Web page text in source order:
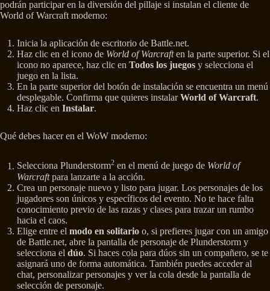
podrán participar en la diversión del pillaje si instalan el cliente de
World of Warcraft moderno:
Inicia la aplicación de escritorio de Battle.net.
Haz clic en el icono de World of Warcraften la parte superior. Si el
icono no aparece, haz clic en Todos los juegos y selecciona el
juego en la lista.
En la parte superior del botón de instalación se encuentra un menú
desplegable. Confirma que quieres instalarWorld of Warcraft.
Haz clic en Instalar.
Qué debes hacer en el WoW moderno:
Selecciona Plunderstorm2 en el menú de juego de World of
Warcraftpara lanzarte a la acción.
Crea un personaje nuevo y listo para jugar. Los personajes de los
jugadores son únicos y específicos del evento. No te hace falta
conocimiento previo de las razas y clases para trazar un rumbo
hacia el caos.
Elige entre el modo en solitario o, si prefieres jugar con un amigo
de Battle.net, abre la pantalla de personaje de Plunderstorm y
selecciona el dúo. Si haces cola para dúos sin un compañero, se te
asignará uno de forma automática. También puedes acceder al
chat, personalizar personajes y ver la cola desde la pantalla de
selección de personaje.